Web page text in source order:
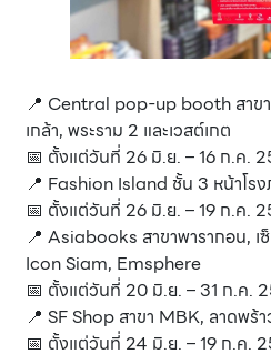
📍 Central pop-up booth สาข
เกล้า, พระราม 2 และเวสต์เกต
📅 ตั้งแต่วันที่ 26 มิ.ย. – 16 ก.ค.
📍 Fashion Island ชั้น 3 หน้าโร
📅 ตั้งแต่วันที่ 26 มิ.ย. – 19 ก.ค.
📍 Asiabooks สาขาพารากอน, เ
Icon Siam, Emsphere
📅 ตั้งแต่วันที่ 20 มิ.ย. – 31 ก.ค.
📍 SF Shop สาขา MBK, ลาดพร้
📅 ตั้งแต่วันที่ 24 มิ.ย. – 19 ก.ค.